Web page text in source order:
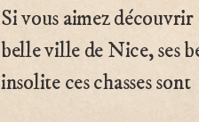
Si vous aimez
belle ville de Nice, ses
insolite ces chasses